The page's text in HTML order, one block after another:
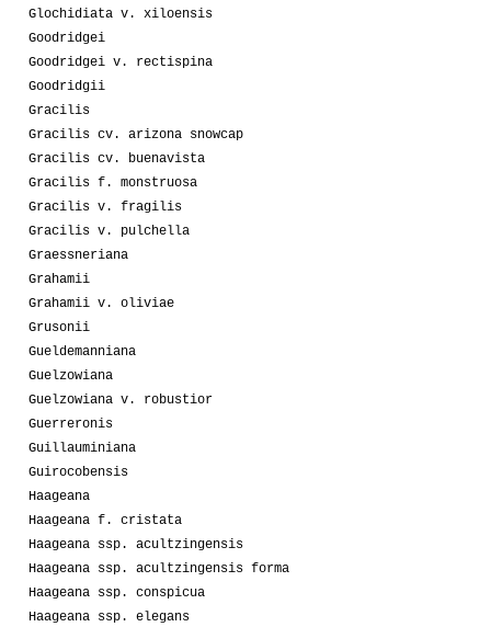
Glochidiata v. xiloensis
Goodridgei
Goodridgei v. rectispina
Goodridgii
Gracilis
Gracilis cv. arizona snowcap
Gracilis cv. buenavista
Gracilis f. monstruosa
Gracilis v. fragilis
Gracilis v. pulchella
Graessneriana
Grahamii
Grahamii v. oliviae
Grusonii
Gueldemanniana
Guelzowiana
Guelzowiana v. robustior
Guerreronis
Guillauminiana
Guirocobensis
Haageana
Haageana f. cristata
Haageana ssp. acultzingensis
Haageana ssp. acultzingensis forma
Haageana ssp. conspicua
Haageana ssp. elegans